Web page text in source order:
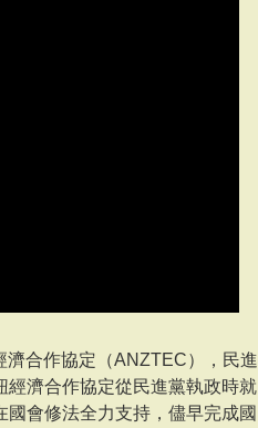
濟合作協定（ANZTEC），民進
經濟合作協定從民進黨執政時就
會修法全力支持，儘早完成國